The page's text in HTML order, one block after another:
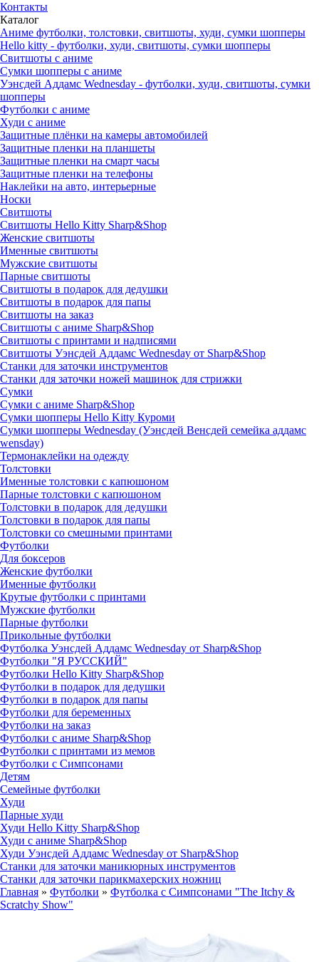
Контакты
Каталог
Аниме футболки, толстовки, свитшоты, худи, сумки шопперы
Hello kitty - футболки, худи, свитшоты, сумки шопперы
Свитшоты с аниме
Сумки шопперы с аниме
Уэнсдей Аддамс Wednesday - футболки, худи, свитшоты, сумки
шопперы
Футболки с аниме
Худи с аниме
Защитные плёнки на камеры автомобилей
Защитные пленки на планшеты
Защитные пленки на смарт часы
Защитные пленки на телефоны
Наклейки на авто, интерьерные
Носки
Свитшоты
Cвитшоты Hello Kitty Sharp&Shop
Женские свитшоты
Именные свитшоты
Мужские свитшоты
Парные свитшоты
Свитшоты в подарок для дедушки
Свитшоты в подарок для папы
Свитшоты на заказ
Свитшоты с аниме Sharp&Shop
Свитшоты с принтами и надписями
Свитшоты Уэнсдей Аддамс Wednesday от Sharp&Shop
Станки для заточки инструментов
Станки для заточки ножей машинок для стрижки
Сумки
Сумки с аниме Sharp&Shop
Сумки шопперы Hello Kitty Куроми
Сумки шопперы Wednesday (Уэнсдей Венсдей семейка аддамс
wensday)
Термонаклейки на одежду
Толстовки
Именные толстовки с капюшоном
Парные толстовки с капюшоном
Толстовки в подарок для дедушки
Толстовки в подарок для папы
Толстовки со смешными принтами
Футболки
Для боксеров
Женские футболки
Именные футболки
Крутые футболки с принтами
Мужские футболки
Парные футболки
Прикольные футболки
Футболка Уэнсдей Аддамс Wednesday от Sharp&Shop
Футболки "Я РУССКИЙ"
Футболки Hello Kitty Sharp&Shop
Футболки в подарок для дедушки
Футболки в подарок для папы
Футболки для беременных
Футболки на заказ
Футболки с аниме Sharp&Shop
Футболки с принтами из мемов
Футболки с Симпсонами
Детям
Семейные футболки
Худи
Парные худи
Худи Hello Kitty Sharp&Shop
Худи с аниме Sharp&Shop
Худи Уэнсдей Аддамс Wednesday от Sharp&Shop
Станки для заточки маникюрных инструментов
Станки для заточки парикмахерских ножниц
Главная » Футболки » Футболка с Симпсонами "The Itchy &
Scratchy Show"